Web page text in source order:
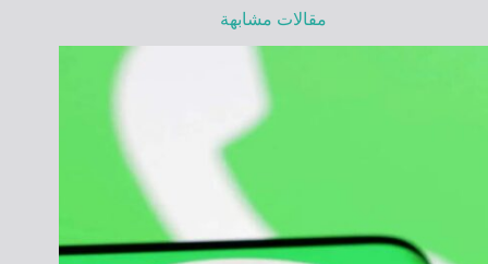
مقالات مشابهة